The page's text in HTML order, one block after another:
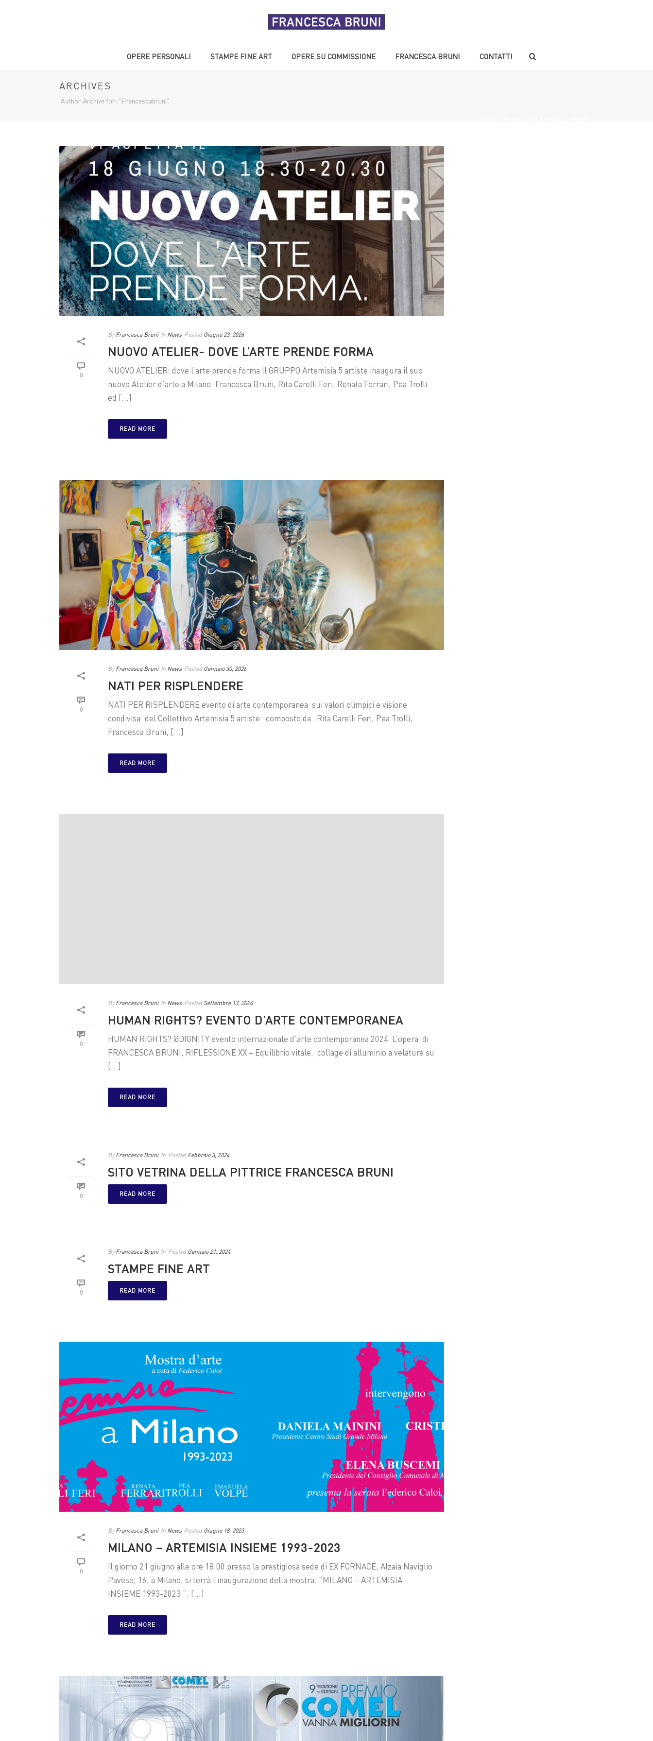
OPERE PERSONALI STAMPE FINE ART OPERE SU COMMISSIONE FRANCESCA BRUNI CONTATTI
ARCHIVES
Author Archive for: "Francescabruni"
0
By Francesca Bruni In News Posted Giugno 23, 2026
NUOVO ATELIER- DOVE L’ARTE PRENDE FORMA
NUOVO ATELIER: dove l’arte prende forma Il GRUPPO Artemisia 5 artiste inaugura il suo
nuovo Atelier d’arte a Milano. Francesca Bruni, Rita Carelli Feri, Renata Ferrari, Pea Trolli
ed [...]
READ MORE
0
By Francesca Bruni In News Posted Gennaio 30, 2026
NATI PER RISPLENDERE
NATI PER RISPLENDERE evento di arte contemporanea sui valori olimpici e visione
condivisa. del Collettivo Artemisia 5 artiste composto da Rita Carelli Feri, Pea Trolli,
Francesca Bruni, [...]
READ MORE
0
By Francesca Bruni In News Posted Settembre 13, 2024
HUMAN RIGHTS? EVENTO D’ARTE CONTEMPORANEA
HUMAN RIGHTS? @DIGNITY evento internazionale d’arte contemporanea 2024 L’opera di
FRANCESCA BRUNI, RIFLESSIONE XX – Equilibrio vitale, collage di alluminio a velature su
[...]
READ MORE
0
By Francesca Bruni In Posted Febbraio 3, 2024
SITO VETRINA DELLA PITTRICE FRANCESCA BRUNI
READ MORE
0
By Francesca Bruni In Posted Gennaio 21, 2024
STAMPE FINE ART
READ MORE
0
By Francesca Bruni In News Posted Giugno 18, 2023
MILANO – ARTEMISIA INSIEME 1993-2023
Il giorno 21 giugno alle ore 18.00 presso la prestigiosa sede di EX FORNACE, Alzaia Naviglio
Pavese, 16, a Milano, si terrà l’inaugurazione della mostra: “MILANO – ARTEMISIA
INSIEME 1993-2023 ”. [...]
READ MORE